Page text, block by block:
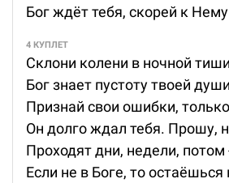
Бог ждёт тебя, скорей к
4 КУПЛЕТ
Склони колени в ночной
Бог знает пустоту твоей
Признай свои ошибки,
Он долго ждал тебя. Прошу,
Проходят дни, недели, потом
Если не в Боге, то остаёшься